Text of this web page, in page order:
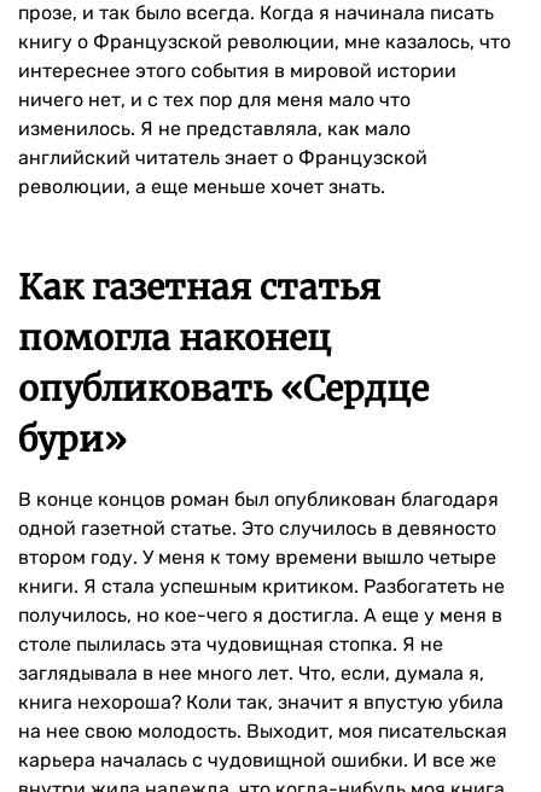
прозе, и так было всегда. Когда я начинала писать
книгу о Французской революции, мне казалось, что
интереснее этого события в мировой истории
ничего нет, и с тех пор для меня мало что
изменилось. Я не представляла, как мало
английский читатель знает о Французской
революции, а еще меньше хочет знать.
Как газетная статья
помогла наконец
опубликовать «Сердце
бури»
В конце концов роман был опубликован благодаря
одной газетной статье. Это случилось в девяносто
втором году. У меня к тому времени вышло четыре
книги. Я стала успешным критиком. Разбогатеть не
получилось, но кое-чего я достигла. А еще у меня в
столе пылилась эта чудовищная стопка. Я не
заглядывала в нее много лет. Что, если, думала я,
книга нехороша? Коли так, значит я впустую убила
на нее свою молодость. Выходит, моя писательская
карьера началась с чудовищной ошибки. И все же